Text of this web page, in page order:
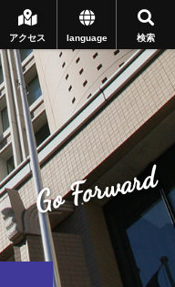
検索
language
アクセス
Go Forward